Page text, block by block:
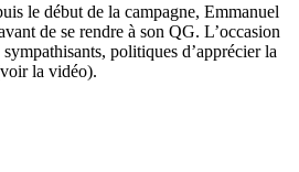
le début de la campagne, Emmanuel
de se rendre à son QG. L’occasion
politiques d’apprécier la
la vidéo).